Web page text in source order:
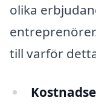
olika
till varför